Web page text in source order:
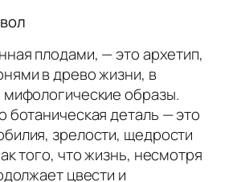
плодами, — это архетип,
в древо жизни, в
мифологические образы.
ботаническая деталь — это
зрелости, щедрости
того, что жизнь, несмотря
цвести и